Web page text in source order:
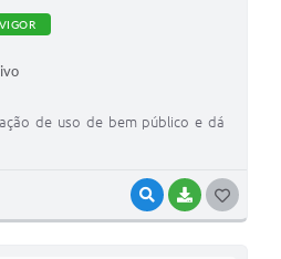
VISUALIZAR
BAIXAR
de uso de bem público e dá